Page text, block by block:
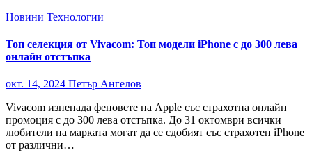
Новини Технологии
Топ селекция от Vivacom: Топ модели iPhone с до 300 лева
онлайн отстъпка
окт. 14, 2024 Петър Ангелов
Vivacom изненада феновете на Apple със страхотна онлайн
промоция с до 300 лева отстъпка. До 31 октомври всички
любители на марката могат да се сдобият със страхотен iPhone
от различни…